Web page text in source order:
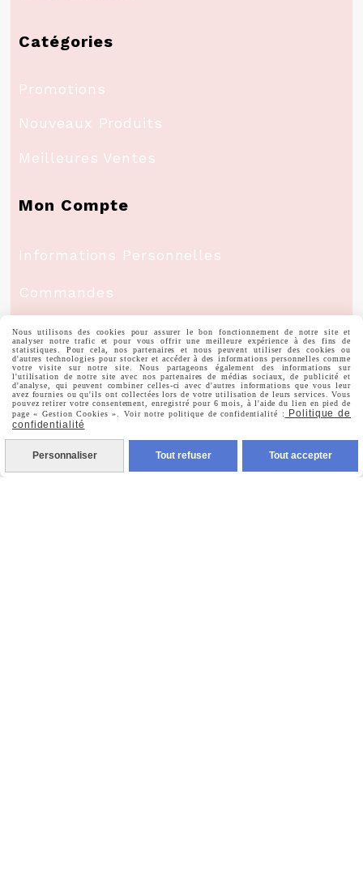
Catégories
Promotions
Nouveaux Produits
Meilleures Ventes
Mon Compte
Informations Personnelles
Commandes
Nous Suivre
Facebook

Nous utilisons des cookies pour assurer le bon fonctionnement de notre site et
analyser notre trafic et pour vous offrir une meilleure expérience à des fins de
statistiques. Pour cela, nos partenaires et nous peuvent utiliser des cookies ou
d'autres technologies pour stocker et accéder à des informations personnelles comme
votre visite sur notre site. Nous partageons également des informations sur
l'utilisation de notre site avec nos partenaires de médias sociaux, de publicité et
d'analyse, qui peuvent combiner celles-ci avec d'autres informations que vous leur
avez fournies ou qu'ils ont collectées lors de votre utilisation de leurs services. Vous
pouvez retirer votre consentement, enregistré pour 6 mois, à l'aide du lien en pied de
page « Gestion Cookies ». Voir notre politique de confidentialité :
Politique de
confidentialité
Personnaliser Tout refuser Tout accepter